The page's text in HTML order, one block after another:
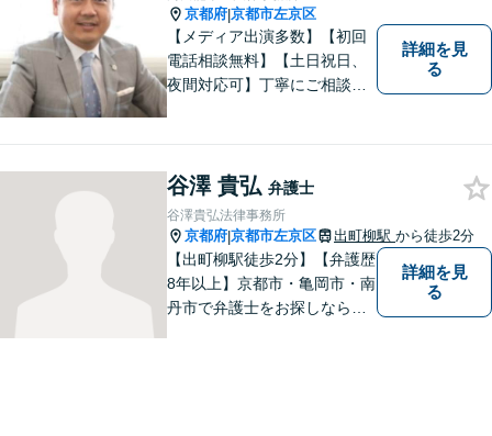
京都府|京都市左京区
【メディア出演多数】【初回
電話相談無料】【土日祝日、
夜間対応可】丁寧にご相談を
格を徹底的に守ります！
詳細を見
る
谷澤 貴弘 弁護士
谷澤貴弘法律事務所
京都府|京都市左京区 出町柳駅 から徒歩2分
【出町柳駅徒歩2分】【弁護歴
8年以上】京都市・亀岡市・南
丹市で弁護士をお探しならご
詳細を見
る